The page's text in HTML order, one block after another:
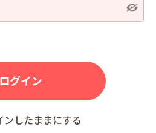
ンしたままにする